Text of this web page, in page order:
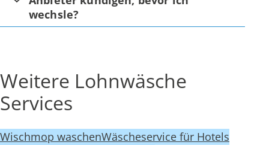
wechsle?
Weitere Lohnwäsche
Services
Wischmop waschenWäscheservice für Hotels